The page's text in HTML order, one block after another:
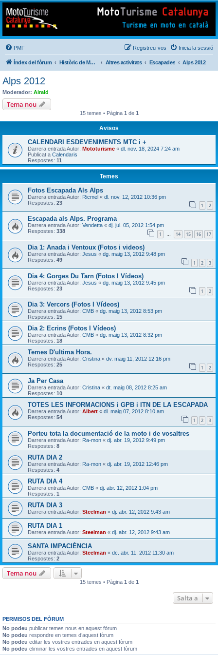
Mototurisme
Turisme en moto en català
PMF Inicia la sessió
Registreu-vos
Índex del fòrum Històric de Mototurisme Altres activitats Escapades Alps 2012
Alps 2012
Moderador: Airald
Tema nou
15 temes • Pàgina 1 de 1
Avisos
CALENDARI ESDEVENIMENTS MTC i +
Darrera entrada Autor: Mototurisme « dl. nov. 18, 2024 7:24 am
Publicat a Calendaris
Respostes: 11
Temes
Fotos Escapada Als Alps
Darrera entrada Autor: Ricmel « dl. nov. 12, 2012 10:36 pm
Respostes: 23 1 2
Escapada als Alps. Programa
Darrera entrada Autor: Vendetta « dj. jul. 05, 2012 1:54 pm
Respostes: 338 1 … 14 15 16 17
Dia 1: Anada i Ventoux (Fotos i videos)
Darrera entrada Autor: Jesus « dg. maig 13, 2012 9:48 pm
Respostes: 49 1 2 3
Dia 4: Gorges Du Tarn (Fotos I Vídeos)
Darrera entrada Autor: Jesus « dg. maig 13, 2012 9:45 pm
Respostes: 23 1 2
Dia 3: Vercors (Fotos I Vídeos)
Darrera entrada Autor: CMB « dg. maig 13, 2012 8:53 pm
Respostes: 15
Dia 2: Ecrins (Fotos I Vídeos)
Darrera entrada Autor: CMB « dg. maig 13, 2012 8:32 pm
Respostes: 18
Temes D'ultima Hora.
Darrera entrada Autor: Cristina « dv. maig 11, 2012 12:16 pm
Respostes: 25 1 2
Ja Per Casa
Darrera entrada Autor: Cristina « dt. maig 08, 2012 8:25 am
Respostes: 10
TOTES LES INFORMACIONS i GPB i ITN DE LA ESCAPADA
Darrera entrada Autor: Albert « dl. maig 07, 2012 8:10 am
Respostes: 54 1 2 3
Porteu tota la documentació de la moto i de vosaltres
Darrera entrada Autor: Ra-mon « dj. abr. 19, 2012 9:49 pm
Respostes: 8
RUTA DIA 2
Darrera entrada Autor: Ra-mon « dj. abr. 19, 2012 12:46 pm
Respostes: 4
RUTA DIA 4
Darrera entrada Autor: CMB « dj. abr. 12, 2012 1:04 pm
Respostes: 1
RUTA DIA 3
Darrera entrada Autor: Steelman « dj. abr. 12, 2012 9:43 am
RUTA DIA 1
Darrera entrada Autor: Steelman « dj. abr. 12, 2012 9:43 am
SANTA IMPACIÈNCIA
Darrera entrada Autor: Steelman « dc. abr. 11, 2012 11:30 am
Respostes: 2
Tema nou
15 temes • Pàgina 1 de 1
Salta a
PERMISOS DEL FÒRUM
No podeu publicar temes nous en aquest fòrum
No podeu respondre en temes d’aquest fòrum
No podeu editar les vostres entrades en aquest fòrum
No podeu eliminar les vostres entrades en aquest fòrum